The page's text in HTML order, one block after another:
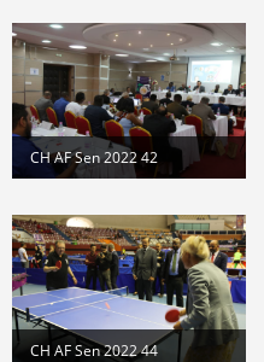
CH AF Sen 2022 42
CH AF Sen 2022 44